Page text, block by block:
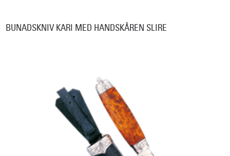
BUNADSKNIV KARI MED HANDSKÅREN SLIRE